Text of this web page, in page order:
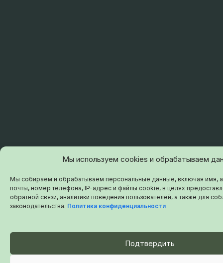
Мы используем cookies и обрабатываем
Мы собираем и обрабатываем персональные данные, включая имя,
почты, номер телефона, IP-адрес и файлы cookie, в целях
обратной связи, аналитики поведения пользователей, а также для
законодательства. Политика конфиденциальности
Подтвердить